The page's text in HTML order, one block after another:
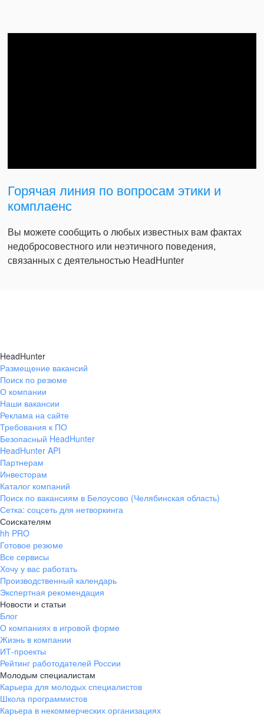
Горячая линия по вопросам этики и
комплаенс
Вы можете сообщить о любых известных вам фактах
недобросовестного или неэтичного поведения,
связанных с деятельностью HeadHunter
HeadHunter
Размещение вакансий
Поиск по резюме
О компании
Наши вакансии
Реклама на сайте
Требования к ПО
Безопасный HeadHunter
HeadHunter API
Партнерам
Инвесторам
Каталог компаний
Поиск по вакансиям в Белоусово (Челябинская область)
Сетка: соцсеть для нетворкинга
Соискателям
hh PRO
Готовое резюме
Все сервисы
Хочу у вас работать
Производственный календарь
Экспертная рекомендация
Новости и статьи
Блог
О компаниях в игровой форме
Жизнь в компании
ИТ-проекты
Рейтинг работодателей России
Молодым специалистам
Карьера для молодых специалистов
Школа программистов
Карьера в некоммерческих организациях